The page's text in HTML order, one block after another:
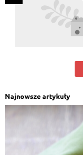
Najnowsze artykuły